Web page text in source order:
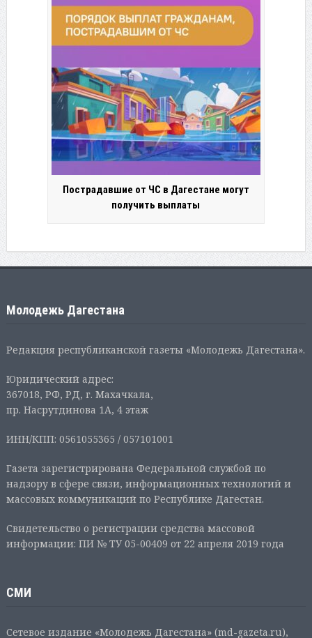
Пострадавшие от ЧС в Дагестане могут
получить выплаты
Молодежь Дагестана
Редакция республиканской газеты «Молодежь Дагестана».
Юридический адрес:
367018, РФ, РД, г. Махачкала,
пр. Насрутдинова 1А, 4 этаж
ИНН/КПП: 0561055365 / 057101001
Газета зарегистрирована Федеральной службой по
надзору в сфере связи, информационных технологий и
массовых коммуникаций по Республике Дагестан.
Свидетельство о регистрации средства массовой
информации: ПИ № ТУ 05-00409 от 22 апреля 2019 года
СМИ
Сетевое издание «Молодежь Дагестана» (md-gazeta.ru),